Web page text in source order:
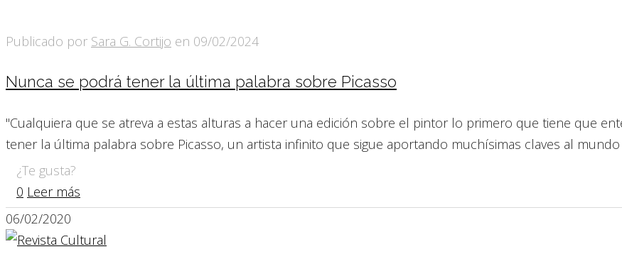
Publicado por Sara G. Cortijo en 09/02/2024
Nunca se podrá tener la última palabra sobre Picasso
"Cualquiera que se atreva a estas alturas a hacer una edición sobre el pintor lo primero que tiene que
tener la última palabra sobre Picasso, un artista infinito que sigue aportando muchísimas claves al
¿Te gusta?
0 Leer más
06/02/2020